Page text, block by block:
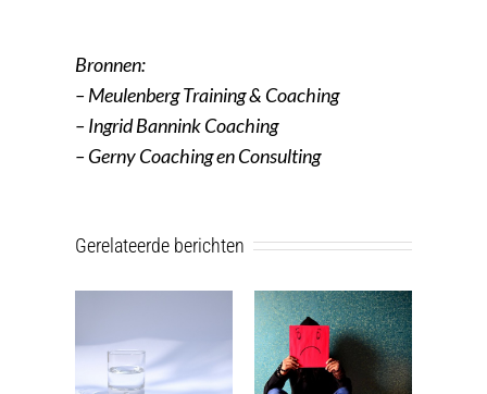
Bronnen:
– Meulenberg Training & Coaching
– Ingrid Bannink Coaching
– Gerny Coaching en Consulting
Gerelateerde berichten